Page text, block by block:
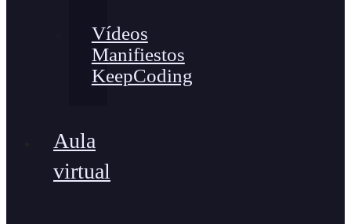
Vídeos
Manifiestos
KeepCoding
Aula
virtual